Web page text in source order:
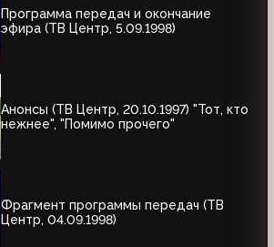
Программа передач и окончание
эфира (ТВ Центр, 5.09.1998)
Анонсы (ТВ Центр, 20.10.1997) "Тот, кто
нежнее", "Помимо прочего"
Фрагмент программы передач (ТВ
Центр, 04.09.1998)